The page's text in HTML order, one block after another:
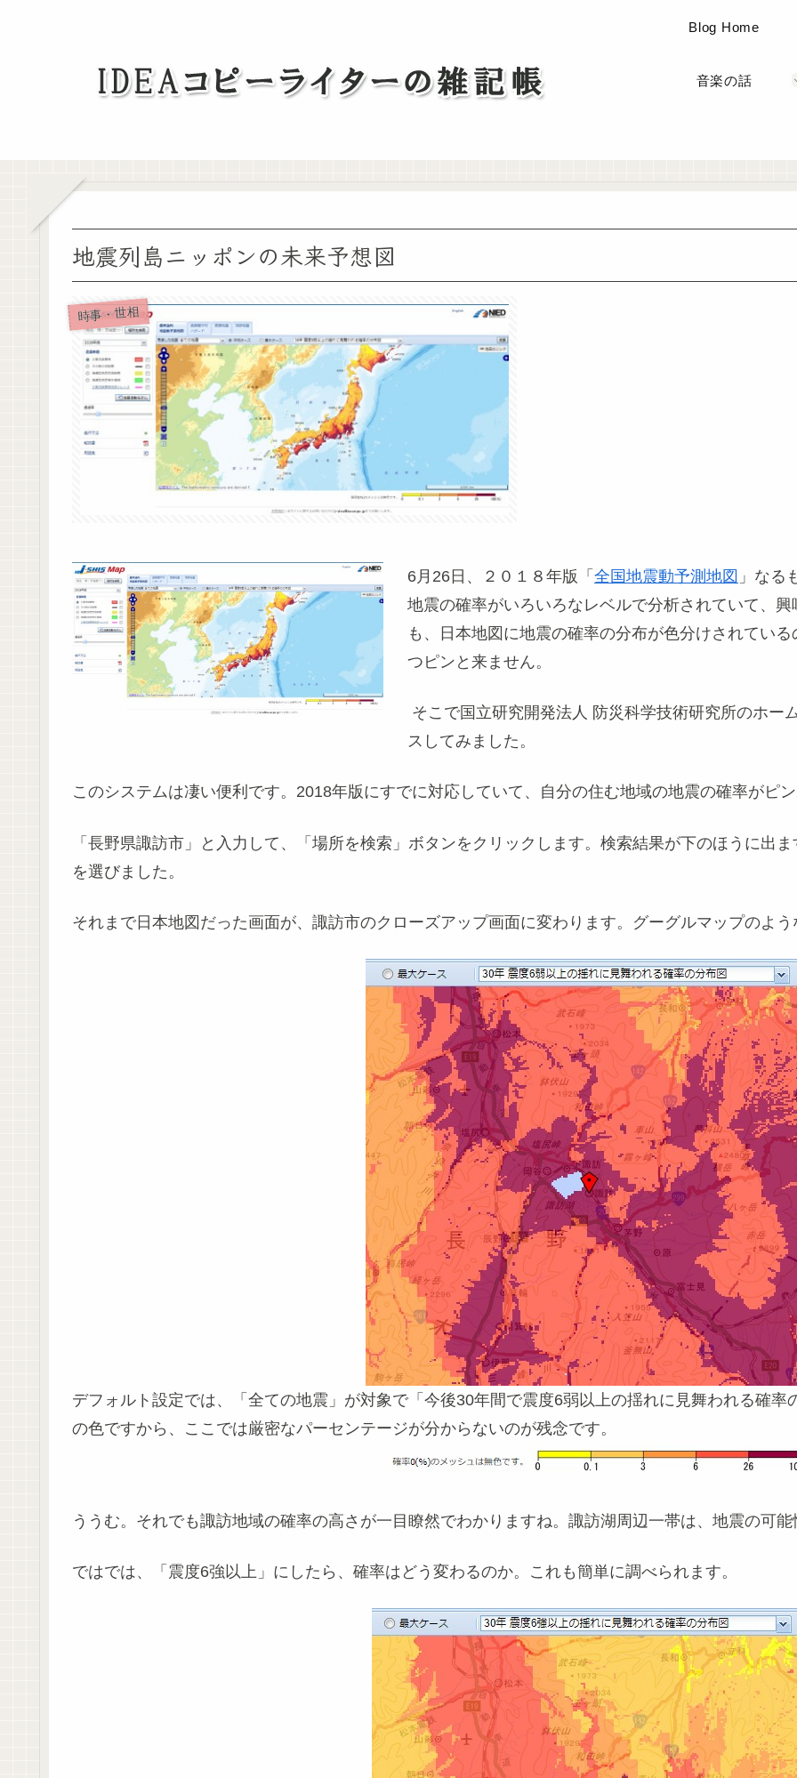
Blog Home
音楽の話
地震列島ニッポンの未来予想図
時事・世相
6月26日、２０１８年版「 全国地震動予測地図 」なる
地震の確率がいろいろなレベルで分析されていて、
も、日本地図に地震の確率の分布が色分けされてい
つピンと来ません。
そこで国立研究開発法人 防災科学技術研究所のホー
スしてみました。
このシステムは凄い便利です。2018年版にすでに対応していて、自分の住む地域の地震の確率がピ
「長野県諏訪市」と入力して、「場所を検索」ボタンをクリックします。検索結果が下のほうに出
を選びました。
それまで日本地図だった画面が、諏訪市のクローズアップ画面に変わります。グーグルマップのよ
デフォルト設定では、「全ての地震」が対象で「今後30年間で震度6弱以上の揺れに見舞われる確
の色ですから、ここでは厳密なパーセンテージが分からないのが残念です。
ううむ。それでも諏訪地域の確率の高さが一目瞭然でわかりますね。諏訪湖周辺一帯は、地震の可
ではでは、「震度6強以上」にしたら、確率はどう変わるのか。これも簡単に調べられます。